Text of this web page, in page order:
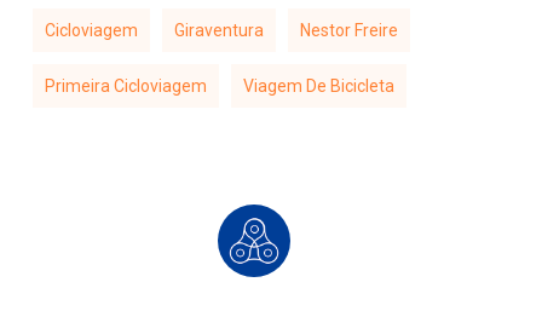
Cicloviagem Giraventura Nestor Freire
Primeira Cicloviagem Viagem De Bicicleta